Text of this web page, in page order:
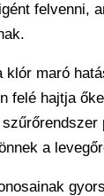
felvenni,
klór maró
felé hajtja
a